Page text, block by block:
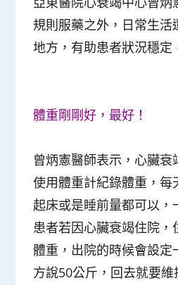
規則服藥之外，日常生活
地方，有助患者狀況穩定
體重剛剛好，最好！
曾炳憲醫師表示，心臟
使用體重計紀錄體重，每
起床或是睡前量都可以，
患者若因心臟衰竭住院，
體重，出院的時候會設定
方說50公斤，回去就要